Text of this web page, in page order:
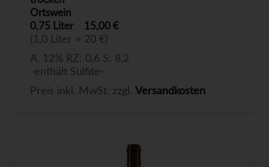
Ortswein
0,75 Liter
15,00 €
(1,0 Liter = 20 €)
A. 12% RZ: 0,6 S: 8,2
-enthält Sulfite-
Preis inkl. MwSt. zzgl. Versandkosten